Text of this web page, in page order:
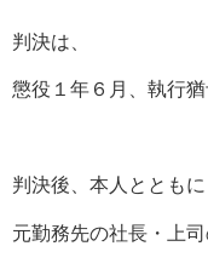
判決は、
懲役１年６月、執行猶
判決後、本人とともに
元勤務先の社長・上司